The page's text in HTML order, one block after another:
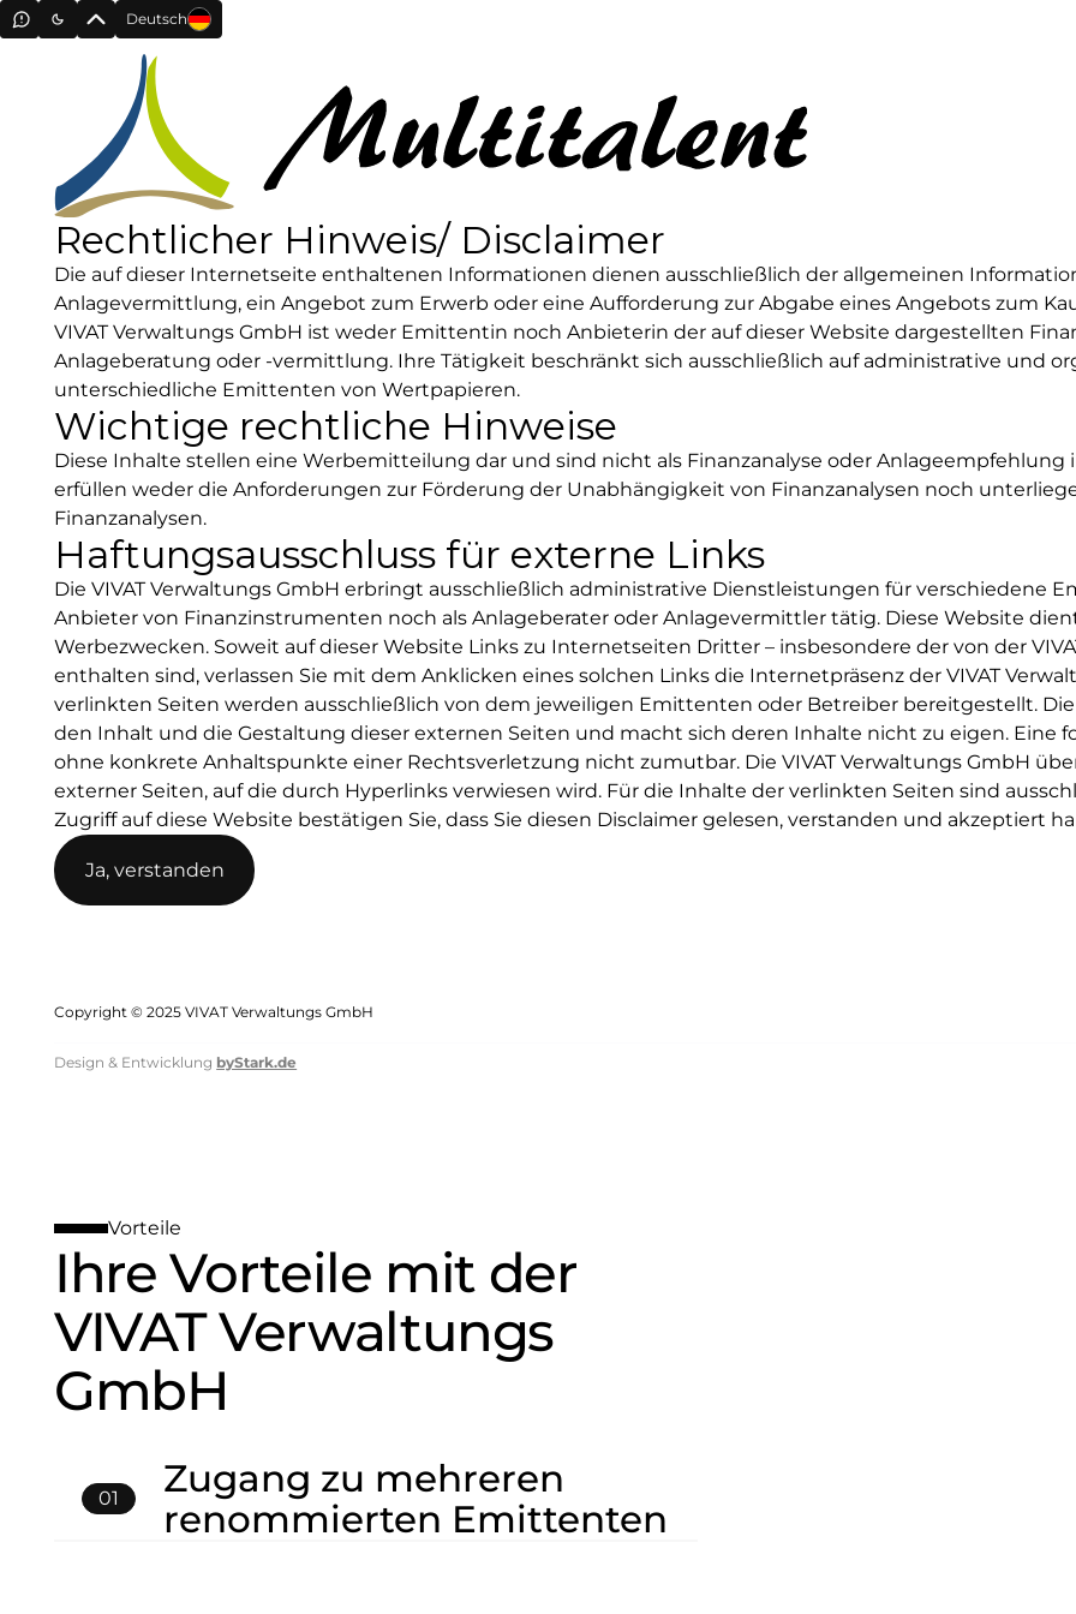
Rechtlicher Hinweis/ Disclaimer
Die auf dieser Internetseite enthaltenen Informationen dienen ausschließlich der allgemeinen
Anlagevermittlung, ein Angebot zum Erwerb oder eine Aufforderung zur Abgabe eines Angebots zum
VIVAT Verwaltungs GmbH ist weder Emittentin noch Anbieterin der auf dieser Website dargestellten
Anlageberatung oder -vermittlung. Ihre Tätigkeit beschränkt sich ausschließlich auf administrative und
unterschiedliche Emittenten von Wertpapieren.
Wichtige rechtliche Hinweise
Diese Inhalte stellen eine Werbemitteilung dar und sind nicht als Finanzanalyse oder Anlageempfehlung
erfüllen weder die Anforderungen zur Förderung der Unabhängigkeit von Finanzanalysen noch
Finanzanalysen.
Haftungsausschluss für externe Links
Die VIVAT Verwaltungs GmbH erbringt ausschließlich administrative Dienstleistungen für verschiedene
Anbieter von Finanzinstrumenten noch als Anlageberater oder Anlagevermittler tätig. Diese Website
Werbezwecken. Soweit auf dieser Website Links zu Internetseiten Dritter – insbesondere der von der
enthalten sind, verlassen Sie mit dem Anklicken eines solchen Links die Internetpräsenz der VIVAT
verlinkten Seiten werden ausschließlich von dem jeweiligen Emittenten oder Betreiber bereitgestellt.
den Inhalt und die Gestaltung dieser externen Seiten und macht sich deren Inhalte nicht zu eigen. Eine
ohne konkrete Anhaltspunkte einer Rechtsverletzung nicht zumutbar. Die VIVAT Verwaltungs GmbH
externer Seiten, auf die durch Hyperlinks verwiesen wird. Für die Inhalte der verlinkten Seiten sind
Zugriff auf diese Website bestätigen Sie, dass Sie diesen Disclaimer gelesen, verstanden und akzeptiert
OK – Verstanden
Ja, verstanden
Copyright © 2025 VIVAT Verwaltungs GmbH
Design & Entwicklung byStark.de
Deutsch
Ihr Partner für Immobilien- und Sachwertinvestitionen
Willkommen bei der VIVAT
Verwaltungs GmbH
Als zentrale Verwaltungs- und Servicestelle betreuen wir die
Kunden mehrerer renommierter Emittenten im Bereich
Investment in Immobilien und erneuerbare Energien.
Emittenten
Emittenten
Mit Klick auf den Wiedergabe-Button erteilen Sie Ihre
YouTube auf dem von Ihnen verwendeten Endgerät Cookies
einer Analyse des Nutzungsverhaltens zu Marktforschungs- und
Zwecken dienen können. Näheres zur Cookie-Verwendung
finden Sie in derCookie-Policy von Google.
Cookies erlauben und
Cookies erlauben und Medien laden
Dies ist eine Werbemitteilung. Keine Anlageberatung. Maßgeblich sind allein der gebilligte
Vorteile
Unsere Dienstleistungen
Wir übernehmen die umfassende Betreuung der Kunden und
die Verwaltung ihrer Verträge. Dazu gehören unter anderem:
Kundenservice
und Anliegen.
Vorteile
Ihre Vorteile mit der
VIVAT Verwaltungs
GmbH
01
Zugang zu mehreren
renommierten Emittenten